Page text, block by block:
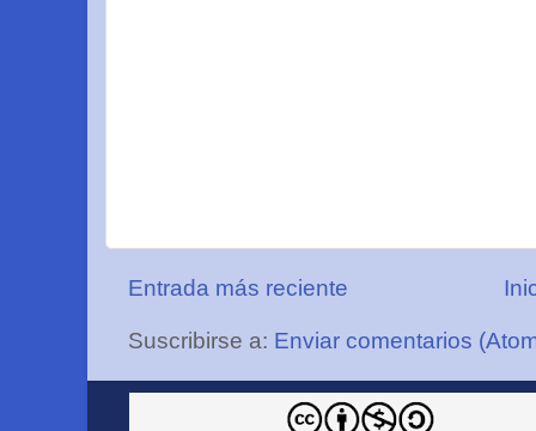
Entrada más reciente
Suscribirse a: Enviar comentarios